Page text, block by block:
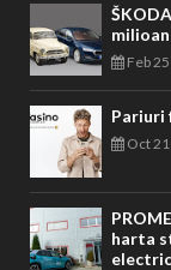
Feb
Pariuri
Oct
harta